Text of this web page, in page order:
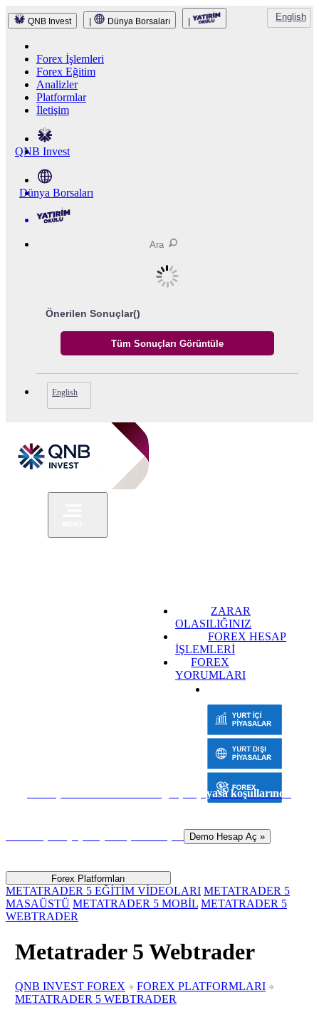
QNB Invest Dünya Borsaları English
Forex İşlemleri
Forex Eğitim
Analizler
Platformlar
İletişim
QNB Invest
Dünya Borsaları
Önerilen Sonuçlar()
English
ZARAR
OLASILIĞINIZ
FOREX HESAP
İŞLEMLERİ
FOREX
YORUMLARI
Sanal para ile risk almadan gerçek piyasa koşullarında
Demo Hesap Aç »
Forex Platformları
METATRADER 5 EĞİTİM VİDEOLARI METATRADER 5
MASAÜSTÜ METATRADER 5 MOBİL METATRADER 5
WEBTRADER
Metatrader 5 Webtrader
QNB INVEST FOREX
FOREX PLATFORMLARI
METATRADER 5 WEBTRADER